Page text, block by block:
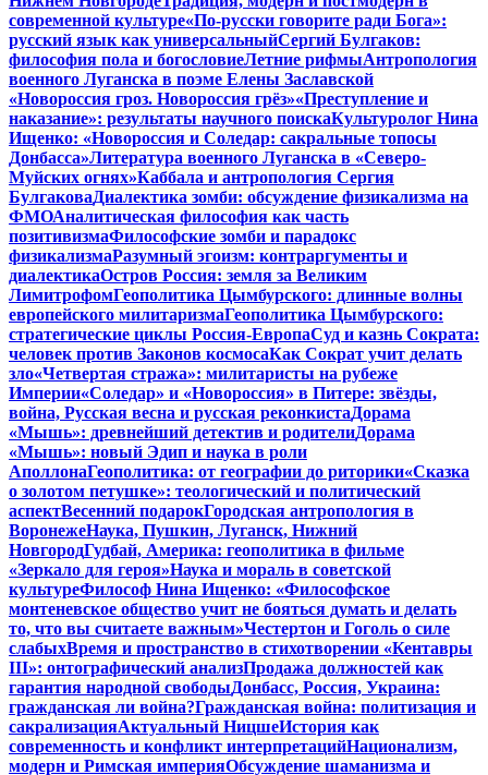
современной культуре«По-русски говорите ради Бога»:
русский язык как универсальныйСергий Булгаков:
философия пола и богословиеЛетние рифмыАнтропология
военного Луганска в поэме Елены Заславской
«Новороссия гроз. Новороссия грёз»«Преступление и
наказание»: результаты научного поискаКультуролог Нина
Ищенко: «Новороссия и Соледар: сакральные топосы
Донбасса»Литература военного Луганска в «Северо-
Муйских огнях»Каббала и антропология Сергия
БулгаковаДиалектика зомби: обсуждение физикализма на
ФМОАналитическая философия как часть
позитивизмаФилософские зомби и парадокс
физикализмаРазумный эгоизм: контраргументы и
диалектикаОстров Россия: земля за Великим
ЛимитрофомГеополитика Цымбурского: длинные волны
европейского милитаризмаГеополитика Цымбурского:
стратегические циклы Россия-ЕвропаСуд и казнь Сократа:
человек против Законов космосаКак Сократ учит делать
зло«Четвертая стража»: милитаристы на рубеже
Империи«Соледар» и «Новороссия» в Питере: звёзды,
война, Русская весна и русская реконкистаДорама
«Мышь»: древнейший детектив и родителиДорама
«Мышь»: новый Эдип и наука в роли
АполлонаГеополитика: от географии до риторики«Сказка
о золотом петушке»: теологический и политический
аспектВесенний подарокГородская антропология в
ВоронежеНаука, Пушкин, Луганск, Нижний
НовгородГудбай, Америка: геополитика в фильме
«Зеркало для героя»Наука и мораль в советской
культуреФилософ Нина Ищенко: «Философское
монтеневское общество учит не бояться думать и делать
то, что вы считаете важным»Честертон и Гоголь о силе
слабыхВремя и пространство в стихотворении «Кентавры
III»: онтографический анализПродажа должностей как
гарантия народной свободыДонбасс, Россия, Украина:
гражданская ли война?Гражданская война: политизация и
сакрализацияАктуальный НицшеИстория как
современность и конфликт интерпретацийНационализм,
модерн и Римская империяОбсуждение шаманизма и